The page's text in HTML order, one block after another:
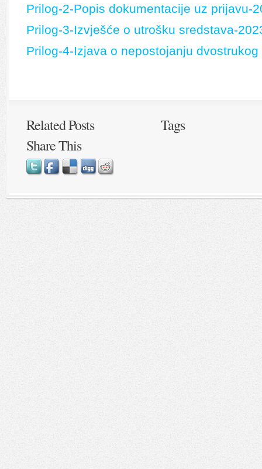
Prilog-2-Popis dokumentacije uz prijavu-
Prilog-3-Izvješće o utrošku sredstava-
Prilog-4-Izjava o nepostojanju
Related Posts
Tags
Share This